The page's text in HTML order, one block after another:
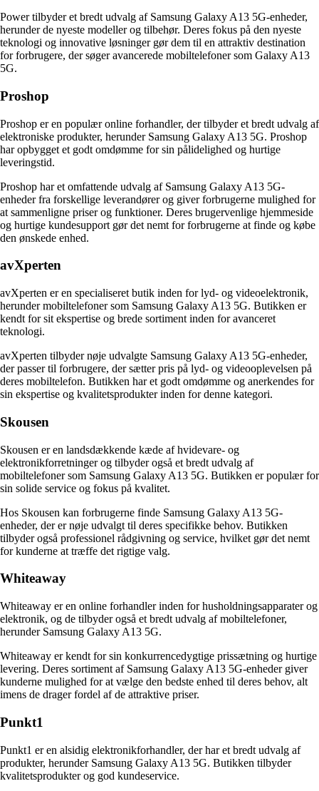
Power tilbyder et bredt udvalg af Samsung Galaxy A13 5G-enheder,
herunder de nyeste modeller og tilbehør. Deres fokus på den nyeste
teknologi og innovative løsninger gør dem til en attraktiv destination
for forbrugere, der søger avancerede mobiltelefoner som Galaxy A13
5G.
Proshop
Proshop er en populær online forhandler, der tilbyder et bredt udvalg af
elektroniske produkter, herunder Samsung Galaxy A13 5G. Proshop
har opbygget et godt omdømme for sin pålidelighed og hurtige
leveringstid.
Proshop har et omfattende udvalg af Samsung Galaxy A13 5G-
enheder fra forskellige leverandører og giver forbrugerne mulighed for
at sammenligne priser og funktioner. Deres brugervenlige hjemmeside
og hurtige kundesupport gør det nemt for forbrugerne at finde og købe
den ønskede enhed.
avXperten
avXperten er en specialiseret butik inden for lyd- og videoelektronik,
herunder mobiltelefoner som Samsung Galaxy A13 5G. Butikken er
kendt for sit ekspertise og brede sortiment inden for avanceret
teknologi.
avXperten tilbyder nøje udvalgte Samsung Galaxy A13 5G-enheder,
der passer til forbrugere, der sætter pris på lyd- og videooplevelsen på
deres mobiltelefon. Butikken har et godt omdømme og anerkendes for
sin ekspertise og kvalitetsprodukter inden for denne kategori.
Skousen
Skousen er en landsdækkende kæde af hvidevare- og
elektronikforretninger og tilbyder også et bredt udvalg af
mobiltelefoner som Samsung Galaxy A13 5G. Butikken er populær for
sin solide service og fokus på kvalitet.
Hos Skousen kan forbrugerne finde Samsung Galaxy A13 5G-
enheder, der er nøje udvalgt til deres specifikke behov. Butikken
tilbyder også professionel rådgivning og service, hvilket gør det nemt
for kunderne at træffe det rigtige valg.
Whiteaway
Whiteaway er en online forhandler inden for husholdningsapparater og
elektronik, og de tilbyder også et bredt udvalg af mobiltelefoner,
herunder Samsung Galaxy A13 5G.
Whiteaway er kendt for sin konkurrencedygtige prissætning og hurtige
levering. Deres sortiment af Samsung Galaxy A13 5G-enheder giver
kunderne mulighed for at vælge den bedste enhed til deres behov, alt
imens de drager fordel af de attraktive priser.
Punkt1
Punkt1 er en alsidig elektronikforhandler, der har et bredt udvalg af
produkter, herunder Samsung Galaxy A13 5G. Butikken tilbyder
kvalitetsprodukter og god kundeservice.